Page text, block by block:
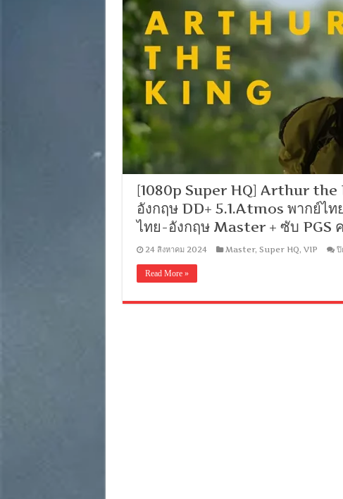
[1080p Super HQ] Arthur the
อังกฤษ DD+ 5.1.Atmos พากย์ไ
ไทย-อังกฤษ Master + ซับ PGS
24 สิงหาคม 2024 Master, Super HQ, VIP ปิ
Read More »